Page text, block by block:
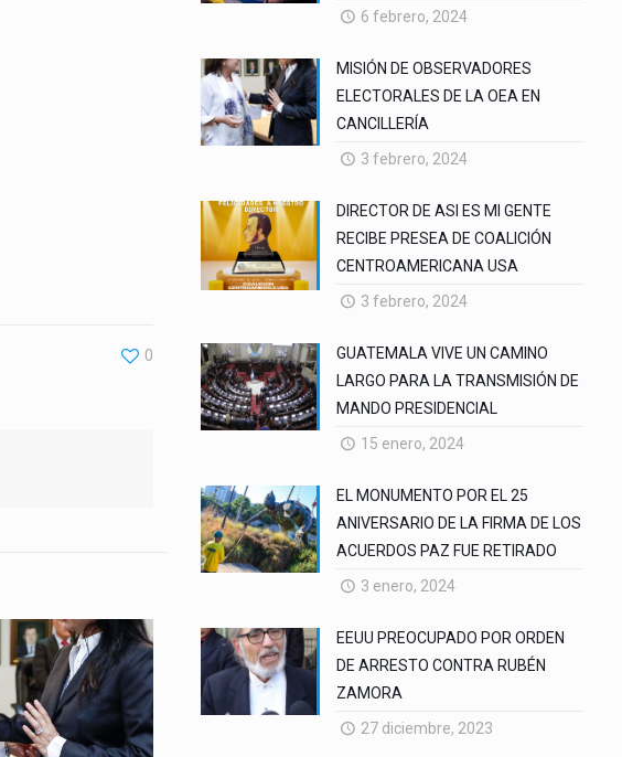
0
6 febrero, 2024
MISIÓN DE OBSERVADORES
ELECTORALES DE LA OEA EN
CANCILLERÍA
3 febrero, 2024
DIRECTOR DE ASI ES MI GENTE
RECIBE PRESEA DE COALICIÓN
CENTROAMERICANA USA
3 febrero, 2024
GUATEMALA VIVE UN CAMINO
LARGO PARA LA TRANSMISIÓN DE
MANDO PRESIDENCIAL
15 enero, 2024
EL MONUMENTO POR EL 25
ANIVERSARIO DE LA FIRMA DE LOS
ACUERDOS PAZ FUE RETIRADO
3 enero, 2024
EEUU PREOCUPADO POR ORDEN
DE ARRESTO CONTRA RUBÉN
ZAMORA
27 diciembre, 2023